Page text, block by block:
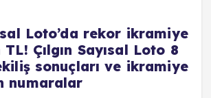
Loto’da rekor ikramiye
Çılgın Sayısal Loto 8
sonuçları ve ikramiye
numaralar